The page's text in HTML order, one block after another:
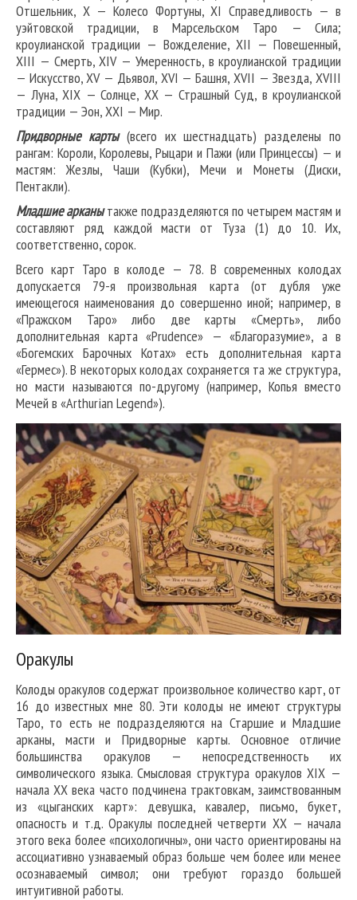
Отшельник, X — Колесо Фортуны, XI Справедливость — в
уэйтовской традиции, в Марсельском Таро — Сила;
кроулианской традиции — Вожделение, XII — Повешенный,
XIII — Смерть, XIV — Умеренность, в кроулианской традиции
— Искусство, XV — Дьявол, XVI — Башня, XVII — Звезда, XVIII
— Луна, XIX — Солнце, XX — Страшный Суд, в кроулианской
традиции — Эон, XXI — Мир.
Придворные карты(всего их шестнадцать) разделены по
рангам: Короли, Королевы, Рыцари и Пажи (или Принцессы) — и
мастям: Жезлы, Чаши (Кубки), Мечи и Монеты (Диски,
Пентакли).
Младшие арканытакже подразделяются по четырем мастям и
составляют ряд каждой масти от Туза (1) до 10. Их,
соответственно, сорок.
Всего карт Таро в колоде — 78. В современных колодах
допускается 79-я произвольная карта (от дубля уже
имеющегося наименования до совершенно иной; например, в
«Пражском Таро» либо две карты «Смерть», либо
дополнительная карта «Prudence» — «Благоразумие», а в
«Богемских Барочных Котах» есть дополнительная карта
«Гермес»). В некоторых колодах сохраняется та же структура,
но масти называются по-другому (например, Копья вместо
Мечей в «Arthurian Legend»).
Оракулы
Колоды оракулов содержат произвольное количество карт, от
16 до известных мне 80. Эти колоды не имеют структуры
Таро, то есть не подразделяются на Старшие и Младшие
арканы, масти и Придворные карты. Основное отличие
большинства оракулов — непосредственность их
символического языка. Смысловая структура оракулов XIX —
начала XX века часто подчинена трактовкам, заимствованным
из «цыганских карт»: девушка, кавалер, письмо, букет,
опасность и т.д. Оракулы последней четверти XX — начала
этого века более «психологичны», они часто ориентированы на
ассоциативно узнаваемый образ больше чем более или менее
осознаваемый символ; они требуют гораздо большей
интуитивной работы.